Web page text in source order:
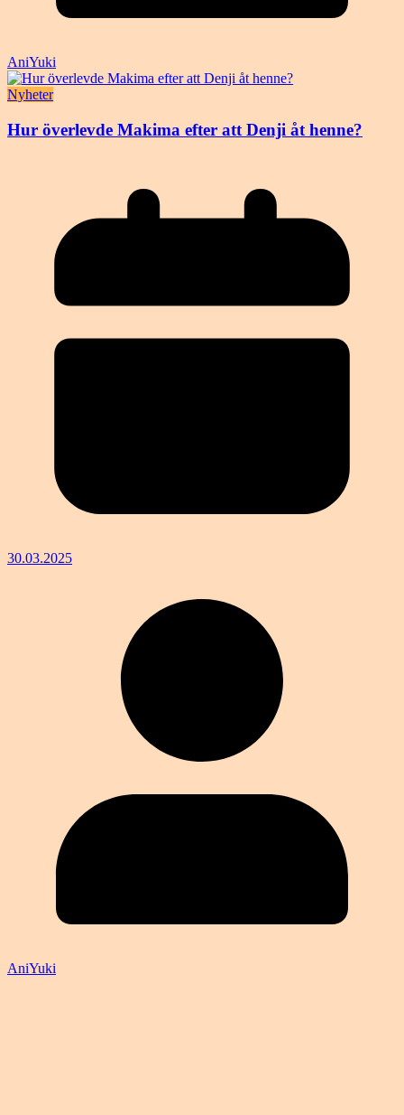
AniYuki
Nyheter
Hur överlevde Makima efter att Denji åt henne?
30.03.2025
AniYuki